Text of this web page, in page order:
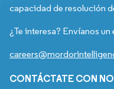
capacidad de resolución
¿Te interesa? Envíanos un
CONTÁCTATE CON